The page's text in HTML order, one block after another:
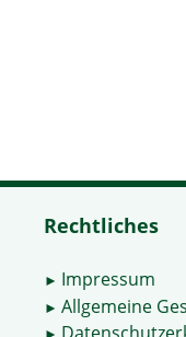
Rechtliches
► Impressum
► Allgemeine